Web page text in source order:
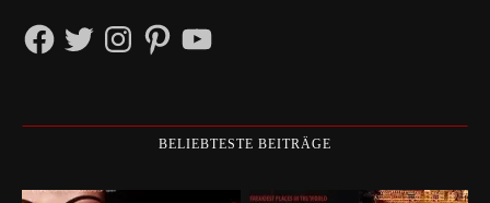
FacebookTwitterInstagramPinterestYouTube
BELIEBTESTE BEITRÄGE